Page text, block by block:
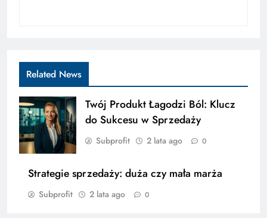
Related News
Twój Produkt Łagodzi Ból: Klucz
do Sukcesu w Sprzedaży
Subprofit 2 lata ago 0
Strategie sprzedaży: duża czy mała marża
Subprofit 2 lata ago 0